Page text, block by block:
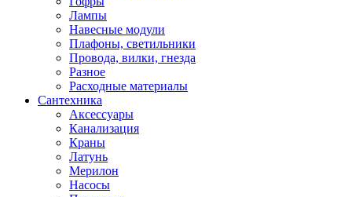
Лампы
Навесные модули
Плафоны, светильники
Провода, вилки, гнезда
Разное
Расходные материалы
Сантехника
Аксессуары
Канализация
Краны
Латунь
Мерилон
Насосы